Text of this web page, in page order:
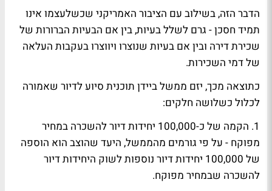
הדבר הזה, בשילוב עם הציבור האמריקני שכשלעצמו אינו
תמיד חסכן - גרם לשלל בעיות, בין אם הבעיות הברורות של
שכירת דירה ובין אם בעיות שנוצרו ויווצרו בעקבות העלאה
של דמי השכירות.
כתוצאה מכך, יזם ממשל ביידן תוכנית סיוע לדיור שאמורה
לכלול כשלושה חלקים:
1.
הקמה של כ-100,000 יחידות דיור להשכרה במחיר
מפוקח - על פי גורמים מהממשל, היעד שהוצב הוא הוספה
של 100,000 יחידות דיור נוספות לשוק היחידות דיור
להשכרה שבמחיר מפוקח.